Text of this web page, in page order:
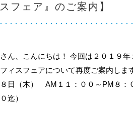
フェア』のご案内】
ん、こんにちは！ 今回は２０１９
ィスフェアについて再度ご案内しま
８日（木） AM１１：００～PM８：
迄）